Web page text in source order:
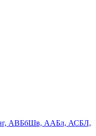
АВБбШв, ААБл, АСБЛ,